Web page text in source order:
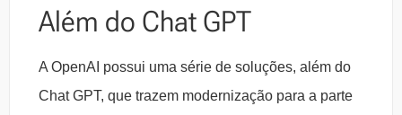
Além do Chat GPT
A OpenAI possui uma série de soluções, além do
Chat GPT, que trazem modernização para a parte